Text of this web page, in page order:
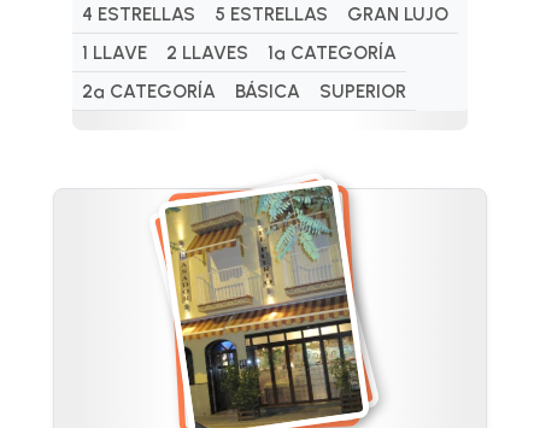
4 ESTRELLAS
5 ESTRELLAS
GRAN LUJO
1 LLAVE
2 LLAVES
1ª CATEGORÍA
2ª CATEGORÍA
BÁSICA SUPERIOR